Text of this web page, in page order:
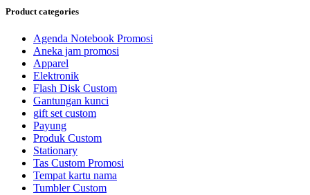
Product categories
Agenda Notebook Promosi
Aneka jam promosi
Apparel
Elektronik
Flash Disk Custom
Gantungan kunci
gift set custom
Payung
Produk Custom
Stationary
Tas Custom Promosi
Tempat kartu nama
Tumbler Custom